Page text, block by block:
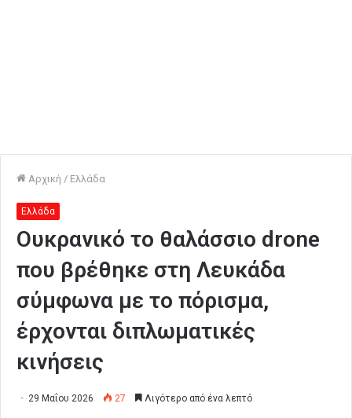
Αρχική / Ελλάδα
Ελλάδα
Ουκρανικό το θαλάσσιο drone
που βρέθηκε στη Λευκάδα
σύμφωνα με το πόρισμα,
έρχονται διπλωματικές
κινήσεις
29 Μαΐου 2026 27 Λιγότερο από ένα λεπτό